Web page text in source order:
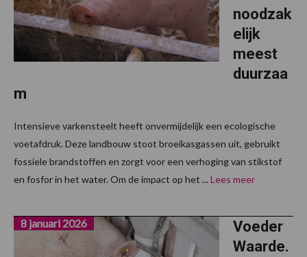
noodzak
elijk
meest
duurzaa
m
Intensieve varkensteelt heeft onvermijdelijk een ecologische
voetafdruk. Deze landbouw stoot broeikasgassen uit, gebruikt
fossiele brandstoffen en zorgt voor een verhoging van stikstof
en fosfor in het water. Om de impact op het ... Lees meer
Voeder
Waarde.
8 januari 2026